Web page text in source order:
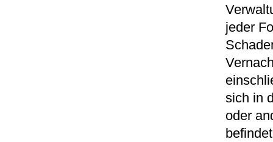
jeder
sich in
oder